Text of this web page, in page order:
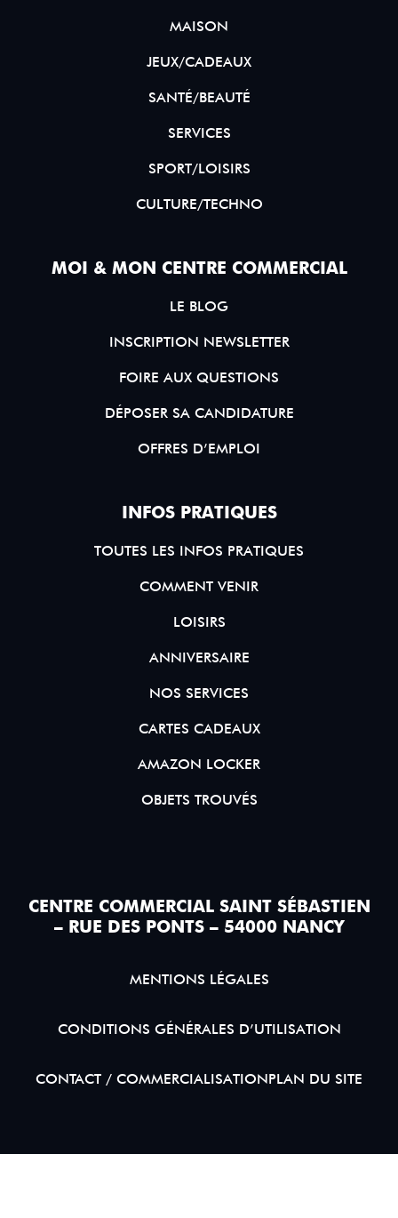
MAISON
JEUX/CADEAUX
SANTÉ/BEAUTÉ
SERVICES
SPORT/LOISIRS
CULTURE/TECHNO
MOI & MON CENTRE COMMERCIAL
LE BLOG
INSCRIPTION NEWSLETTER
FOIRE AUX QUESTIONS
DÉPOSER SA CANDIDATURE
OFFRES D’EMPLOI
INFOS PRATIQUES
TOUTES LES INFOS PRATIQUES
COMMENT VENIR
LOISIRS
ANNIVERSAIRE
NOS SERVICES
CARTES CADEAUX
AMAZON LOCKER
OBJETS TROUVÉS
CENTRE COMMERCIAL SAINT SÉBASTIEN
– RUE DES PONTS – 54000 NANCY
MENTIONS LÉGALES
CONDITIONS GÉNÉRALES D’UTILISATION
CONTACT / COMMERCIALISATIONPLAN DU SITE